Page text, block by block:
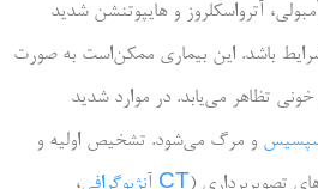
آترواسکلروز و هایپوتنشن شدید
شرایط باشد. این بیماری ممکن‌است به صورت
تظاهر می‌یابد. در موارد شدید
و مرگ می‌شود. تشخیص اولیه و
تصویربرداری ( CT آنژیوگرافی
،